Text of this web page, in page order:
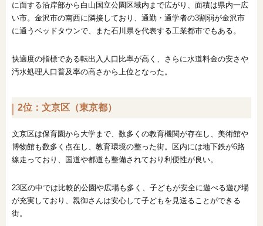
に面する沿岸部から白山国立公園区域内まで広がり、面積は県内一広
い市。金沢市の南西に隣接しており、通勤・通学者の3割弱が金沢市
に通うベッドタウンで、また石川県を代表する工業都市でもある。
快適度の指標である転出入人口比率が高く、さらに水道料金の安さや
汚水処理人口普及率の高さから上位となった。
2位：文京区（東京都）
文京区は保育園から大学まで、数多くの教育機関が存在し、美術館や
博物館も数多く点在し、教育環境の整った街。区内には地下鉄が6路
線走っており、国道や都道も整備されており利便性が良い。
23区の中では比較的公園や広場も多く、子どもが安全に遊べる遊び場
が充実しており、親御さんは安心して子どもを見送ることができる
街。